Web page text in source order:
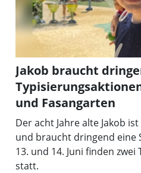
Jakob braucht
und Fasangarten
Der acht Jahre alte Jakob
und braucht dringend eine
13. und 14. Juni finden
statt.